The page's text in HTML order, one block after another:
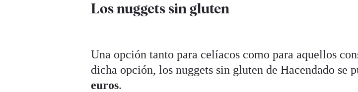
Los nuggets sin gluten
Una opción tanto para celíacos como para aquellos
dicha opción, los nuggets sin gluten de Hacendado se
euros.